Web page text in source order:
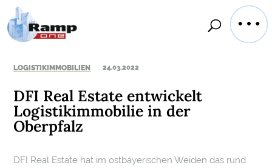
LOGISTIKIMMOBILIEN 24.03.2022
DFI Real Estate entwickelt
Logistikimmobilie in der
Oberpfalz
DFI Real Estate hat im ostbayerischen Weiden das rund